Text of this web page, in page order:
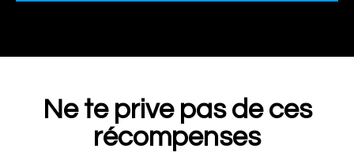
Ne te prive pas de ces
récompenses